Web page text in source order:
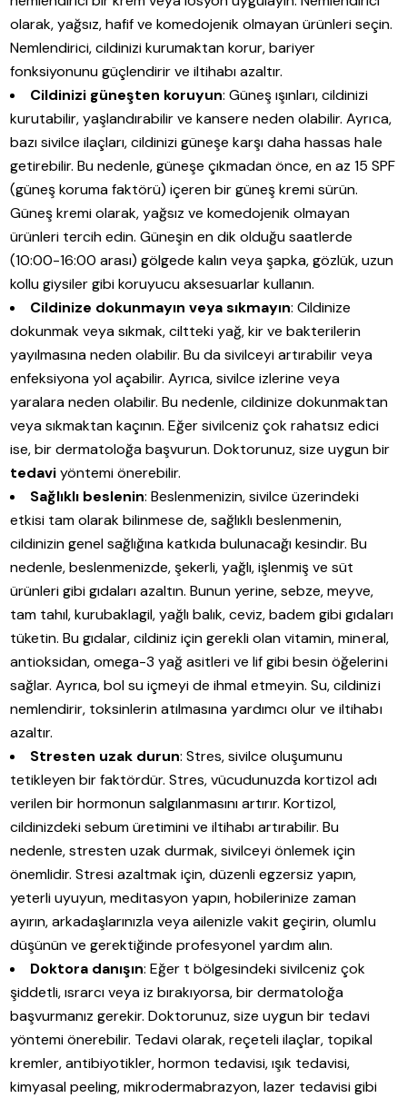
olarak, yağsız, hafif ve komedojenik olmayan ürünleri seçin.
Nemlendirici, cildinizi kurumaktan korur, bariyer
fonksiyonunu güçlendirir ve iltihabı azaltır.
Cildinizi güneşten koruyun: Güneş ışınları, cildinizi
kurutabilir, yaşlandırabilir ve kansere neden olabilir. Ayrıca,
bazı sivilce ilaçları, cildinizi güneşe karşı daha hassas hale
getirebilir. Bu nedenle, güneşe çıkmadan önce, en az 15 SPF
(güneş koruma faktörü) içeren bir güneş kremi sürün.
Güneş kremi olarak, yağsız ve komedojenik olmayan
ürünleri tercih edin. Güneşin en dik olduğu saatlerde
(10:00-16:00 arası) gölgede kalın veya şapka, gözlük, uzun
kollu giysiler gibi koruyucu aksesuarlar kullanın.
Cildinize dokunmayın veya sıkmayın: Cildinize
dokunmak veya sıkmak, ciltteki yağ, kir ve bakterilerin
yayılmasına neden olabilir. Bu da sivilceyi artırabilir veya
enfeksiyona yol açabilir. Ayrıca, sivilce izlerine veya
yaralara neden olabilir. Bu nedenle, cildinize dokunmaktan
veya sıkmaktan kaçının. Eğer sivilceniz çok rahatsız edici
ise, bir dermatoloğa başvurun. Doktorunuz, size uygun bir
tedaviyöntemi önerebilir.
Sağlıklı beslenin: Beslenmenizin, sivilce üzerindeki
etkisi tam olarak bilinmese de, sağlıklı beslenmenin,
cildinizin genel sağlığına katkıda bulunacağı kesindir. Bu
nedenle, beslenmenizde, şekerli, yağlı, işlenmiş ve süt
ürünleri gibi gıdaları azaltın. Bunun yerine, sebze, meyve,
tam tahıl, kurubaklagil, yağlı balık, ceviz, badem gibi gıdaları
tüketin. Bu gıdalar, cildiniz için gerekli olan vitamin, mineral,
antioksidan, omega-3 yağ asitleri ve lif gibi besin öğelerini
sağlar. Ayrıca, bol su içmeyi de ihmal etmeyin. Su, cildinizi
nemlendirir, toksinlerin atılmasına yardımcı olur ve iltihabı
azaltır.
Stresten uzak durun: Stres, sivilce oluşumunu
tetikleyen bir faktördür. Stres, vücudunuzda kortizol adı
verilen bir hormonun salgılanmasını artırır. Kortizol,
cildinizdeki sebum üretimini ve iltihabı artırabilir. Bu
nedenle, stresten uzak durmak, sivilceyi önlemek için
önemlidir. Stresi azaltmak için, düzenli egzersiz yapın,
yeterli uyuyun, meditasyon yapın, hobilerinize zaman
ayırın, arkadaşlarınızla veya ailenizle vakit geçirin, olumlu
düşünün ve gerektiğinde profesyonel yardım alın.
Doktora danışın: Eğer t bölgesindeki sivilceniz çok
şiddetli, ısrarcı veya iz bırakıyorsa, bir dermatoloğa
başvurmanız gerekir. Doktorunuz, size uygun bir tedavi
yöntemi önerebilir. Tedavi olarak, reçeteli ilaçlar, topikal
kremler, antibiyotikler, hormon tedavisi, ışık tedavisi,
kimyasal peeling, mikrodermabrazyon, lazer tedavisi gibi